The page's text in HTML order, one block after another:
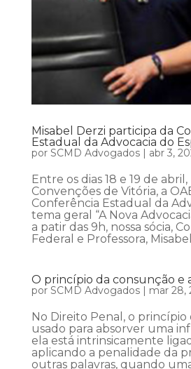
Misabel Derzi participa da
Estadual da Advocacia do
por SCMD Advogados| abr 3,
Entre os dias 18 e 19 de
Convenções de Vitória, a
Conferência Estadual da
tema geral “A Nova
a patir das 9h, nossa sócia,
Federal e Professora,
O princípio da consunção e
por SCMD Advogados| mar 28,
No Direito Penal, o
usado para absorver uma
ela está intrinsicamente
aplicando a penalidade da
outras palavras, quando